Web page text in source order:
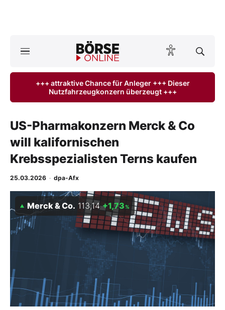
Anlageprodukte
Finanz-Check
Abo & Shop
BO-Musterdepots
Experten
Mein B:O
Mein Konto
Folgen Sie uns
+++ attraktive Chance für Anleger +++ Dieser
Nutzfahrzeugkonzern überzeugt +++
US-Pharmakonzern Merck & Co
will kalifornischen
Krebsspezialisten Terns kaufen
25.03.2026 · dpa-Afx
Merck & Co. 113,14 +1,73%